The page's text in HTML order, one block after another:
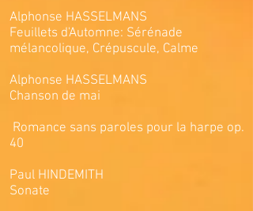
Alphonse HASSELMANS
Feuillets d'Automne: Sérénade
mélancolique, Crépuscule, Calme
Alphonse HASSELMANS
Chanson de mai
Romance sans paroles pour la harpe op.
40
Paul HINDEMITH
Sonate